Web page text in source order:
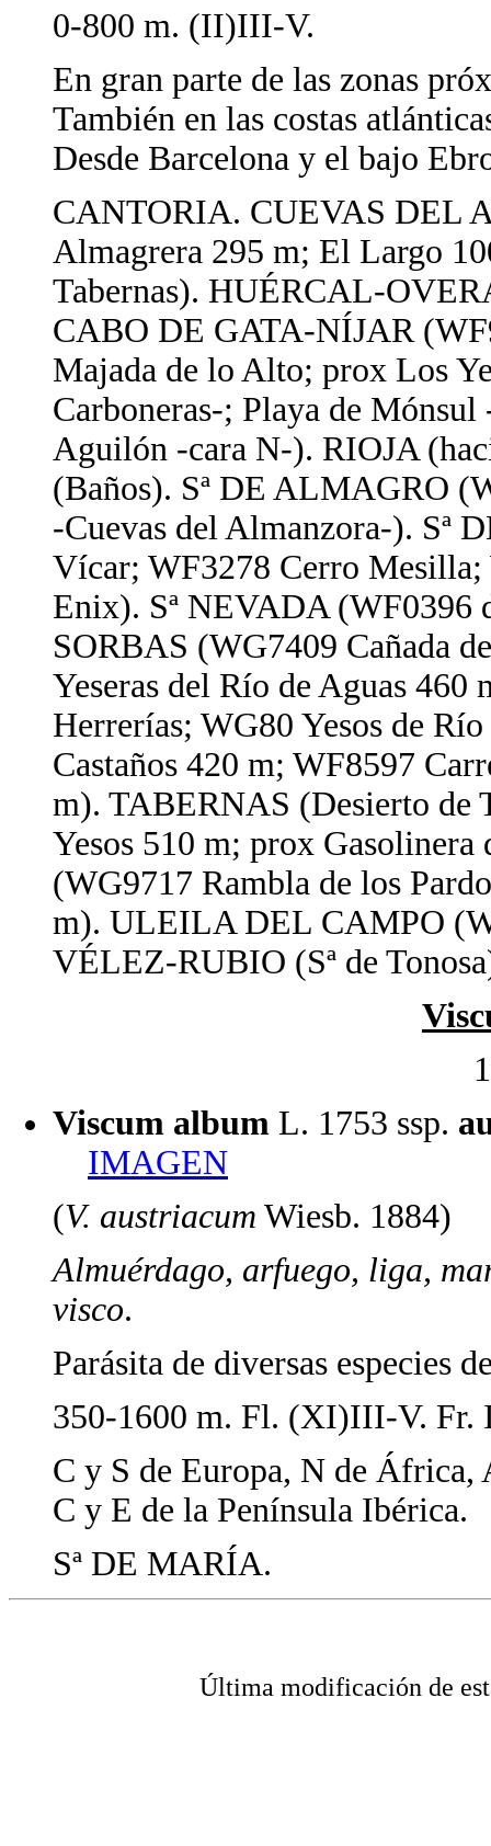
0-800 m. (II)III-V.
En gran parte de las zonas
También en las costas
Desde Barcelona y el bajo
CANTORIA. CUEVAS DEL
Almagrera 295 m; El Largo
Tabernas). HUÉRCAL-
CABO DE GATA-NÍJAR
Majada de lo Alto; prox Los
Carboneras-; Playa de
Aguilón -cara N-). RIOJA
(Baños). Sª DE ALMAGRO
-Cuevas del Almanzora-). Sª
Vícar; WF3278 Cerro
Enix). Sª NEVADA (WF0396
SORBAS (WG7409 Cañada
Yeseras del Río de Aguas
Herrerías; WG80 Yesos de
Castaños 420 m; WF8597
m). TABERNAS (Desierto de
Yesos 510 m; prox
(WG9717 Rambla de los
m). ULEILA DEL CAMPO
VÉLEZ-RUBIO (Sª de
Viscum album L. 1753 ssp.
IMAGEN
(V. austriacum Wiesb. 1884)
Almuérdago, arfuego, liga,
visco.
Parásita de diversas especies
350-1600 m. Fl. (XI)III-V.
C y S de Europa, N de África,
C y E de la Península Ibérica.
Sª DE MARÍA.
Última modificación de